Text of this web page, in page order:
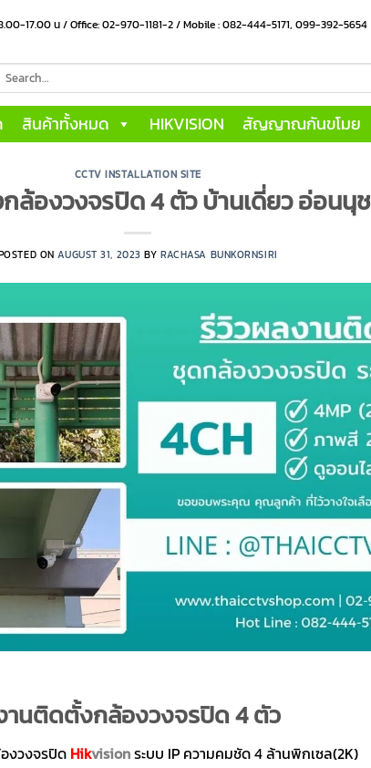
17.00 น / Office: 02-970-1181-2 / Mobile : 082-444-5171, 099-392-5654
for:
สินค้าทั้งหมด HIKVISION สัญญาณกันขโมย
CCTV INSTALLATION SITE
ล้องวงจรปิด 4 ตัว บ้านเดี่ยว อ่อนนุช
ONAUGUST 31, 2023 BYRACHASA BUNKORNSIRI
านติดตั้งกล้องวงจรปิด 4 ตัว
งวงจรปิด Hikvisionระบบ IP ความคมชัด 4 ล้านพิกเซล(2K)